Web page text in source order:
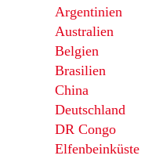
Argentinien
Australien
Belgien
Brasilien
China
Deutschland
DR Congo
Elfenbeinküste